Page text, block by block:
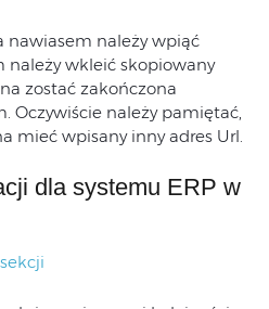
nawiasem należy wpiąć
należy wkleić skopiowany
zostać zakończona
Oczywiście należy pamiętać,
mieć wpisany inny adres Url.
dla systemu ERP w
sekcji